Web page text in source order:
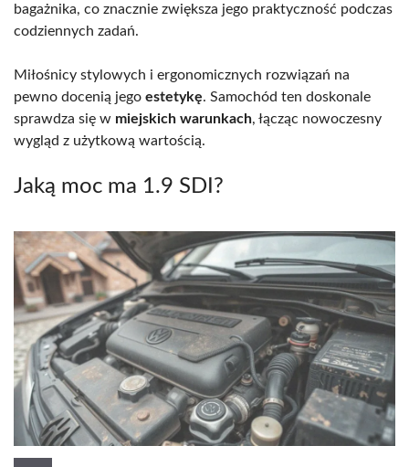
bagażnika, co znacznie zwiększa jego praktyczność podczas
codziennych zadań.
Miłośnicy stylowych i ergonomicznych rozwiązań na
pewno docenią jego estetykę. Samochód ten doskonale
sprawdza się w miejskich warunkach, łącząc nowoczesny
wygląd z użytkową wartością.
Jaką moc ma 1.9 SDI?